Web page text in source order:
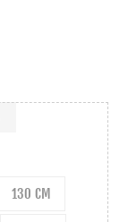
130 CM